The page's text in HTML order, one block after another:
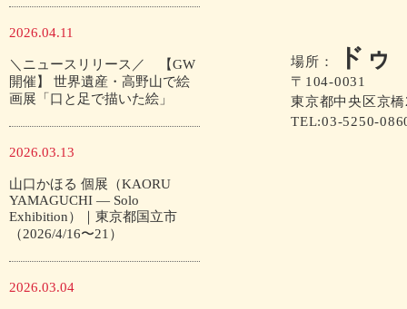
2026.04.11
＼ニュースリリース／ 【GW
開催】 世界遺産・高野山で絵
画展「口と足で描いた絵」
2026.03.13
山口かほる 個展（KAORU
YAMAGUCHI — Solo
Exhibition）｜東京都国立市
（2026/4/16〜21）
2026.03.04
場所： ドゥ
〒104-0031
東京都中央区京
TEL:03-5250-